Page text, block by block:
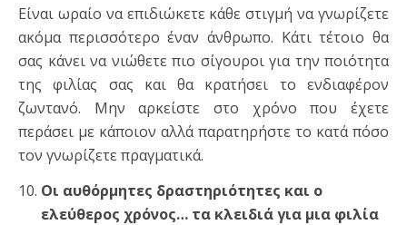
Είναι ωραίο να επιδιώκετε κάθε στιγμή να γνωρίζετε
ακόμα περισσότερο έναν άνθρωπο. Κάτι τέτοιο θα
σας κάνει να νιώθετε πιο σίγουροι για την ποιότητα
της φιλίας σας και θα κρατήσει το ενδιαφέρον
ζωντανό. Μην αρκείστε στο χρόνο που έχετε
περάσει με κάποιον αλλά παρατηρήστε το κατά πόσο
τον γνωρίζετε πραγματικά.
Οι αυθόρμητες δραστηριότητες και ο
ελεύθερος χρόνος… τα κλειδιά για μια φιλία